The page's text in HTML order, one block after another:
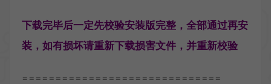
下载完毕后一定先校验安装版完整，全部通过再安
装，如有损坏请重新下载损害文件，并重新校验
==============================